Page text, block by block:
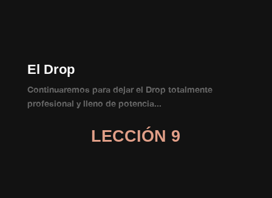
El Drop
Continuaremos para dejar el Drop totalmente
profesional y lleno de potencia...
LECCIÓN 9